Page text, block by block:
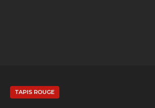
TAPIS ROUGE